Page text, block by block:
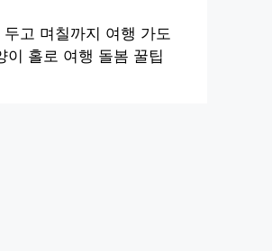
고 며칠까지 여행 가도
이 홀로 여행 돌봄 꿀팁